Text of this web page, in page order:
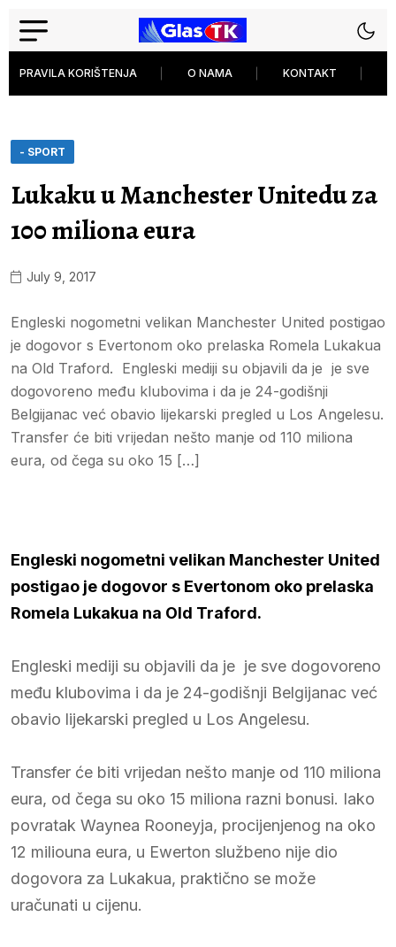
PRAVILA KORIŠTENJA O NAMA KONTAKT
- SPORT
Lukaku u Manchester Unitedu za
100 miliona eura
July 9, 2017
Engleski nogometni velikan Manchester United postigao
je dogovor s Evertonom oko prelaska Romela Lukakua
na Old Traford. Engleski mediji su objavili da je je sve
dogovoreno među klubovima i da je 24-godišnji
Belgijanac već obavio lijekarski pregled u Los Angelesu.
Transfer će biti vrijedan nešto manje od 110 miliona
eura, od čega su oko 15 […]
Engleski nogometni velikan Manchester United
postigao je dogovor s Evertonom oko prelaska
Romela Lukakua na Old Traford.
Engleski mediji su objavili da je je sve dogovoreno
među klubovima i da je 24-godišnji Belgijanac već
obavio lijekarski pregled u Los Angelesu.
Transfer će biti vrijedan nešto manje od 110 miliona
eura, od čega su oko 15 miliona razni bonusi. Iako
povratak Waynea Rooneyja, procijenjenog na oko
12 miliouna eura, u Ewerton službeno nije dio
dogovora za Lukakua, praktično se može
uračunati u cijenu.